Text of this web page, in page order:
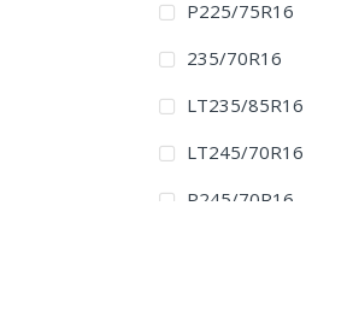
P225/75R16
235/70R16
LT235/85R16
LT245/70R16
P245/70R16